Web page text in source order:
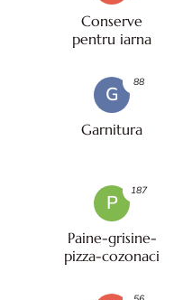
Conserve
pentru iarna
G
Garnitura
88
P
Paine-grisine-
pizza-cozonaci
187